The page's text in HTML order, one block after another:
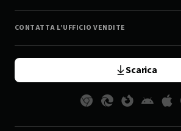
CONTATTA L’UFFICIO VENDITE
Scarica